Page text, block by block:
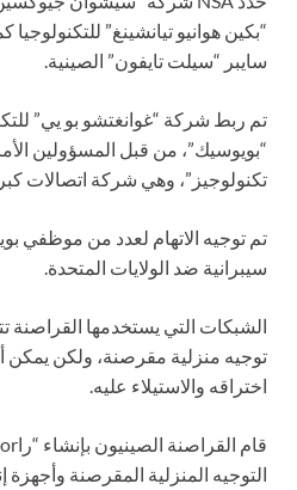
“بكين هوانيو تيانشينغ”
سايبر “سيلت تايفون” الصينية.
تم ربط شركة “غوانغتشو بو يي”
“بويوسيك”، من قبل المسؤولين
تكنولوجيز”، وهي شركة اتصالات
تم توجيه الاتهام لعدد من موظفي
سيبرانية ضد الولايات المتحدة.
الشبكات التي يستخدمها القراصنة
توجيه منزلية مقرصنة، ولكن يمكن
اختراقه والاستيلاء عليه.
التوجيه المنزلية المقرصنة وأجهزة